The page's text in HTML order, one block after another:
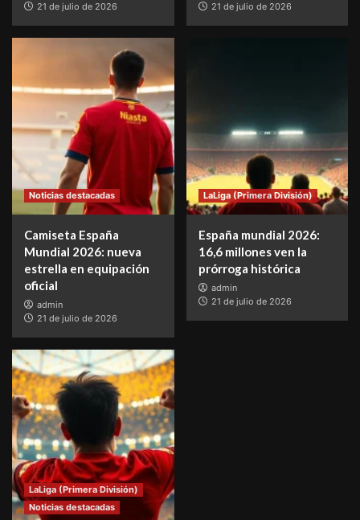
21 de julio de 2026
21 de julio de 2026
Noticias destacadas
Camiseta España
Mundial 2026: nueva
estrella en equipación
oficial
admin
21 de julio de 2026
LaLiga (Primera División)
España mundial 2026:
16,6 millones ven la
prórroga histórica
admin
21 de julio de 2026
LaLiga (Primera División)
Noticias destacadas